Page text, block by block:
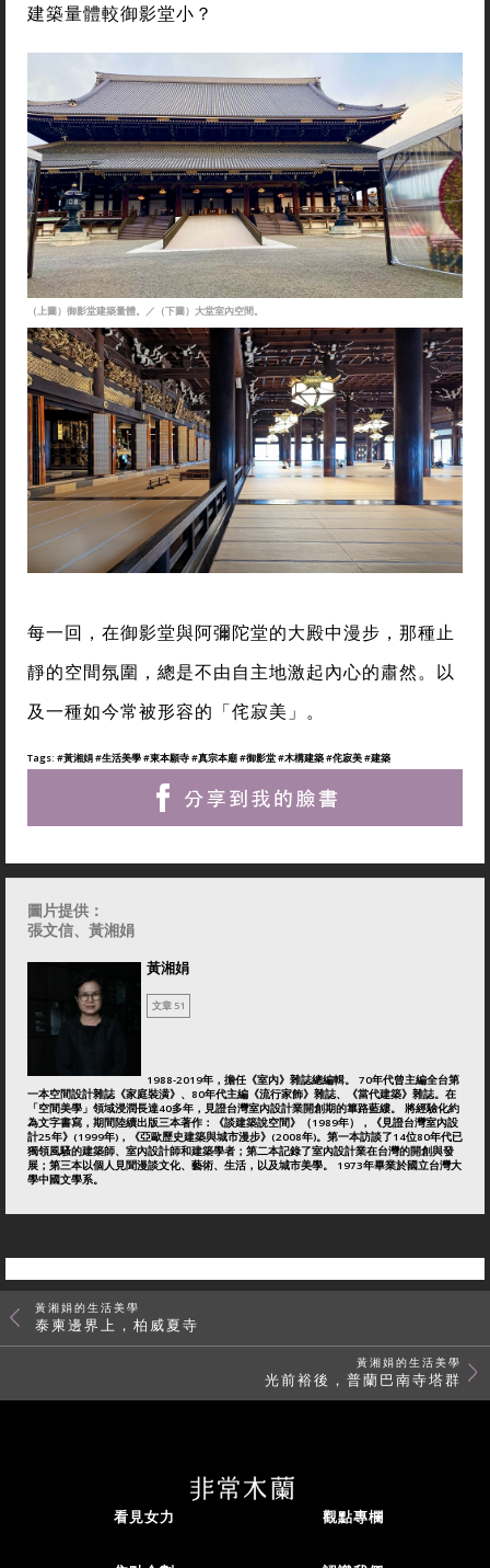
建築量體較御影堂小？
（上圖）御影堂建築量體。／（下圖）大堂室內空間。
每一回，在御影堂與阿彌陀堂的大殿中漫步，那種止
靜的空間氛圍，總是不由自主地激起內心的肅然。以
及一種如今常被形容的「侘寂美」。
Tags: #黃湘娟#生活美學#東本願寺#真宗本廟#御影堂#木構建築#侘寂美#建築
圖片提供：
張文信、黃湘娟
黃湘娟
文章 51
1988-2019年，擔任《室內》雜誌總編輯。 70年代曾主編全台第
一本空間設計雜誌《家庭裝潢》、80年代主編《流行家飾》雜誌、《當代建築》雜誌。在
「空間美學」領域浸潤長達40多年，見證台灣室內設計業開創期的篳路藍縷。 將經驗化約
為文字書寫，期間陸續出版三本著作：《談建築說空間》（1989年），《見證台灣室內設
計25年》(1999年)，《亞歐歷史建築與城市漫步》(2008年)。第一本訪談了14位80年代已
獨領風騷的建築師、室內設計師和建築學者；第二本記錄了室內設計業在台灣的開創與發
展；第三本以個人見聞漫談文化、藝術、生活，以及城市美學。 1973年畢業於國立台灣大
學中國文學系。
黃湘娟的生活美學
泰柬邊界上，柏威夏寺
黃湘娟的生活美學
光前裕後，普蘭巴南寺塔群
看見女力 觀點專欄